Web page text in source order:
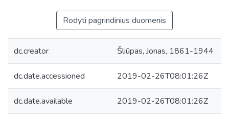
Rodyti pagrindinius duomenis
dc.creator Šliūpas, Jonas, 1861-1944
dc.date.accessioned 2019-02-26T08:01:26Z
dc.date.available 2019-02-26T08:01:26Z